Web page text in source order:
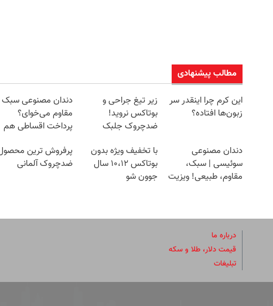
مطالب پیشنهادی
این کرم چرا اینقدر سر
زبون‌ها افتاده؟
زیر تیغ جراحی و
بوتاکس نروید!
ضدچروک جلبک
دندان مصنوعی سبک
مقاوم می‌خوای؟
پرداخت اقساطی هم
دندان مصنوعی
سوئیسی | سبک،
مقاوم، طبیعی! ویزیت
با تخفیف ویژه بدون
بوتاکس ۱۰،۱۲ سال
جوون شو
پرفروش ترین
ضدچروک آلمانی
درباره ما
قیمت دلار، طلا و سکه
تبلیغات